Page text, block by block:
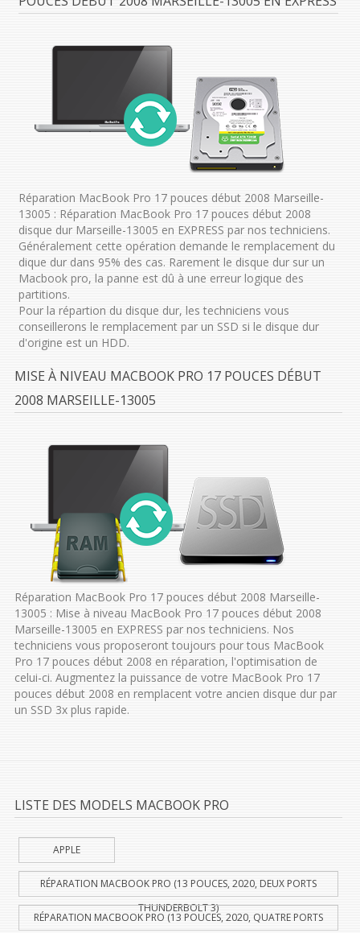
Réparation MacBook Pro 17 pouces début 2008 Marseille-
13005 : Réparation MacBook Pro 17 pouces début 2008
disque dur Marseille-13005 en EXPRESS par nos techniciens.
Généralement cette opération demande le remplacement du
dique dur dans 95% des cas. Rarement le disque dur sur un
Macbook pro, la panne est dû à une erreur logique des
partitions.
Pour la répartion du disque dur, les techniciens vous
conseillerons le remplacement par un SSD si le disque dur
d'origine est un HDD.
MISE À NIVEAU MACBOOK PRO 17 POUCES DÉBUT
2008 MARSEILLE-13005
Réparation MacBook Pro 17 pouces début 2008 Marseille-
13005 : Mise à niveau MacBook Pro 17 pouces début 2008
Marseille-13005 en EXPRESS par nos techniciens. Nos
techniciens vous proposeront toujours pour tous MacBook
Pro 17 pouces début 2008 en réparation, l'optimisation de
celui-ci. Augmentez la puissance de votre MacBook Pro 17
pouces début 2008 en remplacent votre ancien disque dur par
un SSD 3x plus rapide.
LISTE DES MODELS MACBOOK PRO
APPLE
RÉPARATION MACBOOK PRO (13 POUCES, 2020, DEUX PORTS
THUNDERBOLT 3)
RÉPARATION MACBOOK PRO (13 POUCES, 2020, QUATRE PORTS